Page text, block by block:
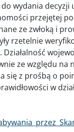
wydania decyzji
przejętej
ze zwłoką i
rzetelnie
ze względu na
się z prośbą o
w